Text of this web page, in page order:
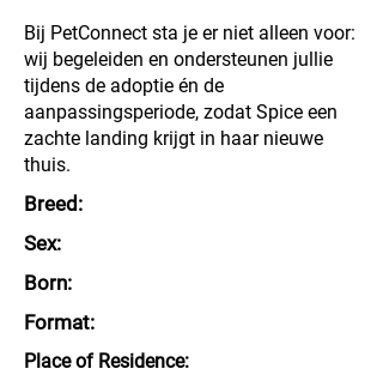
Bij PetConnect sta je er niet alleen voor:
wij begeleiden en ondersteunen jullie
tijdens de adoptie én de
aanpassingsperiode, zodat Spice een
zachte landing krijgt in haar nieuwe
thuis.
Breed:
Sex:
Born:
Format:
Place of Residence: